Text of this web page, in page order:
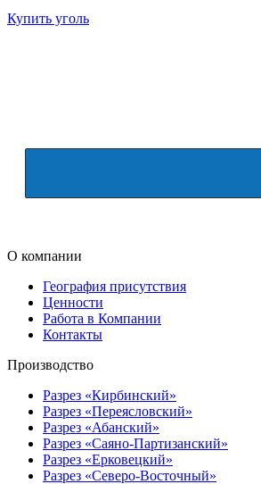
Купить уголь
О компании
География присутствия
Ценности
Работа в Компании
Контакты
Производство
Разрез «Кирбинский»
Разрез «Переясловский»
Разрез «Абанский»
Разрез «Саяно-Партизанский»
Разрез «Ерковецкий»
Разрез «Северо-Восточный»